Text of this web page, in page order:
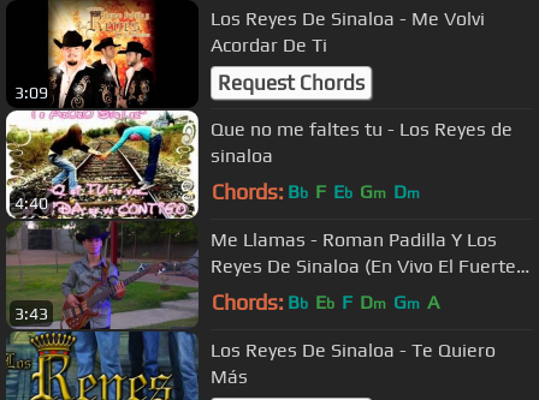
3:09
Los Reyes De Sinaloa - Me Volvi
Acordar De Ti
Request Chords
4:40
Que no me faltes tu - Los Reyes de
sinaloa
Chords: Bb F Eb Gm Dm
3:43
Me Llamas - Roman Padilla Y Los
Reyes De Sinaloa (En Vivo El Fuerte)
(2016)
Chords: Bb Eb F Dm Gm A
Los Reyes De Sinaloa - Te Quiero
Más